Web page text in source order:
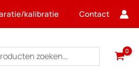
kalibratie Contact